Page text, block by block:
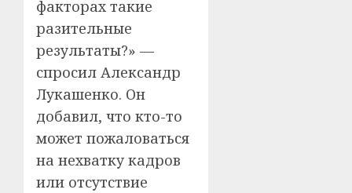
факторах такие
разительные
результаты?» —
спросил Александр
Лукашенко. Он
добавил, что кто-то
может пожаловаться
на нехватку кадров
или отсутствие